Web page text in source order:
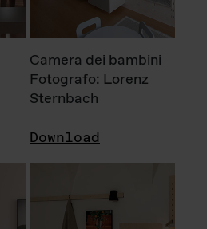
Camera dei bambini
Fotografo: Lorenz
Sternbach
Download